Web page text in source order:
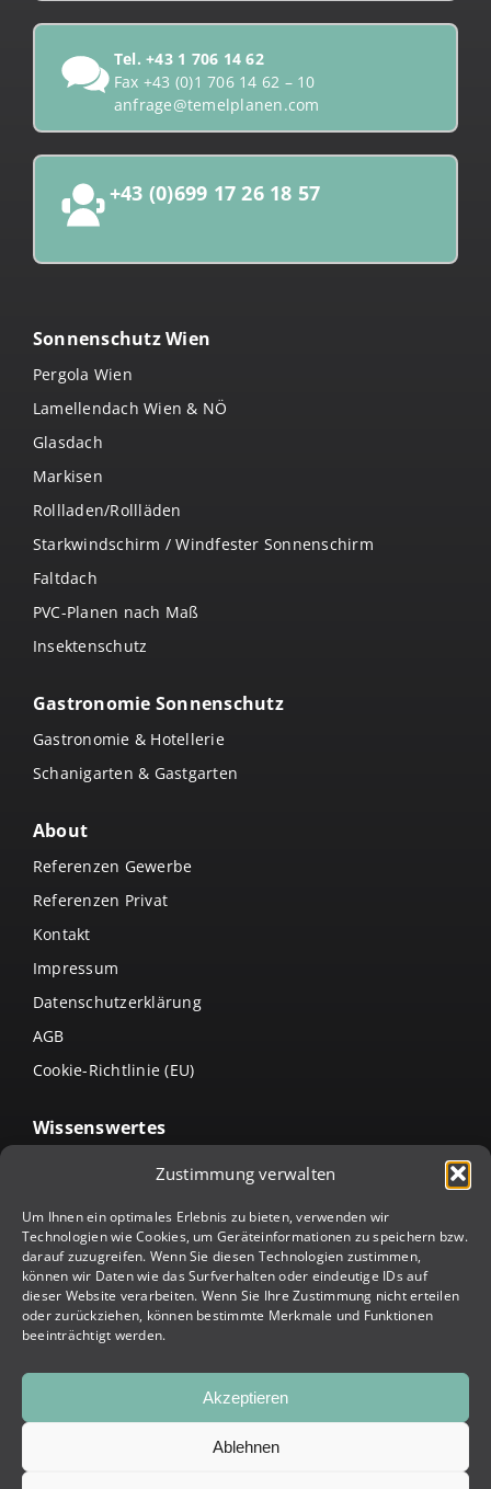
Zustimmung verwalten
Um Ihnen ein optimales Erlebnis zu bieten, verwenden wir
Technologien wie Cookies, um Geräteinformationen zu speichern bzw.
darauf zuzugreifen. Wenn Sie diesen Technologien zustimmen,
können wir Daten wie das Surfverhalten oder eindeutige IDs auf
dieser Website verarbeiten. Wenn Sie Ihre Zustimmung nicht erteilen
oder zurückziehen, können bestimmte Merkmale und Funktionen
beeinträchtigt werden.
Akzeptieren
Ablehnen
Tel.+43 1 706 14 62
Fax +43 (0)1 706 14 62 – 10
anfrage@temelplanen.com
+43 (0)699 17 26 18 57
Sonnenschutz Wien
Pergola Wien
Lamellendach Wien & NÖ
Glasdach
Markisen
Rollladen/Rollläden
Starkwindschirm / Windfester Sonnenschirm
Faltdach
PVC-Planen nach Maß
Insektenschutz
Gastronomie Sonnenschutz
Gastronomie & Hotellerie
Schanigarten & Gastgarten
About
Referenzen Gewerbe
Referenzen Privat
Kontakt
Impressum
Datenschutzerklärung
AGB
Cookie-Richtlinie (EU)
Wissenswertes
Verschlusssysteme & weitere Ergänzungsmöglichkeiten
Die Arten von Terrassenüberdachungen &
Terrassenbeschattungen
Jalousien richtig reinigen – so geht’s
Markise reinigen – so geht’s
© 2023 TEMEL Planen | Alle Rechte vorbehalten | Development: